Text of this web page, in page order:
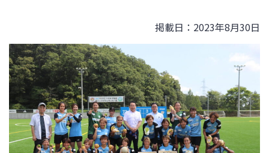
掲載日：2023年8月30日